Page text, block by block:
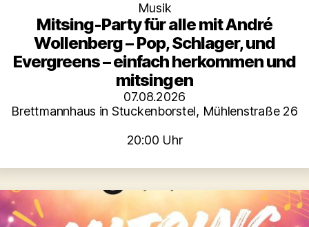
Musik
Mitsing-Party für alle mit André
Wollenberg – Pop, Schlager, und
Evergreens – einfach herkommen und
mitsingen
07.08.2026
Brettmannhaus in Stuckenborstel, Mühlenstraße 26
20:00 Uhr